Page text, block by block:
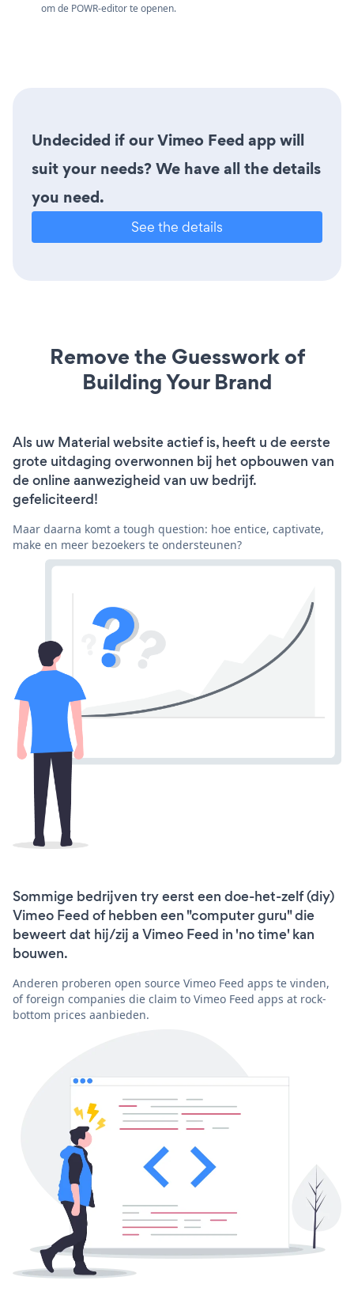
om de POWR-editor te openen.
Undecided if our Vimeo Feed app will
suit your needs? We have all the details
you need.
See the details
Remove the Guesswork of
Building Your Brand
Als uw Material website actief is, heeft u de eerste
grote uitdaging overwonnen bij het opbouwen van
de online aanwezigheid van uw bedrijf.
gefeliciteerd!
Maar daarna komt a tough question: hoe entice, captivate,
make en meer bezoekers te ondersteunen?
Sommige bedrijven try eerst een doe-het-zelf (diy)
Vimeo Feed of hebben een "computer guru" die
beweert dat hij/zij a Vimeo Feed in 'no time' kan
bouwen.
Anderen proberen open source Vimeo Feed apps te vinden,
of foreign companies die claim to Vimeo Feed apps at rock-
bottom prices aanbieden.